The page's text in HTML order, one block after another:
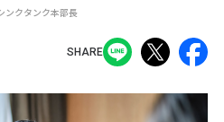
SHARE
クタンク本部長